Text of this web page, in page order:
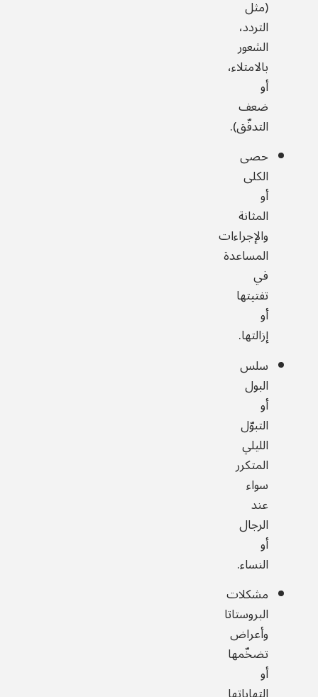
(مثل
التردد،
الشعور
بالامتلاء،
أو
ضعف
التدفّق).
حصى
الكلى
أو
المثانة
والإجراءات
المساعدة
في
تفتيتها
أو
إزالتها.
سلس
البول
أو
التبوّل
الليلي
المتكرر
سواء
عند
الرجال
أو
النساء.
مشكلات
البروستاتا
وأعراض
تضخّمها
أو